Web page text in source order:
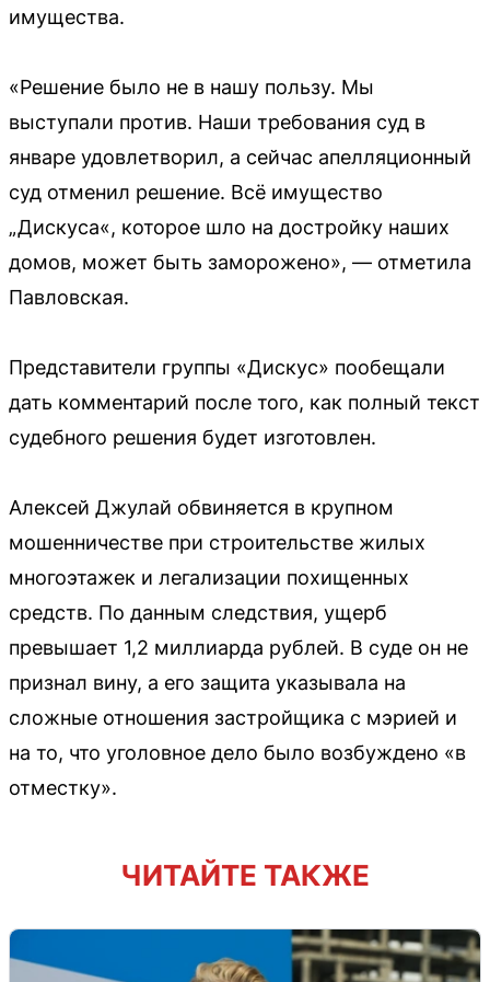
имущества.
«Решение было не в нашу пользу. Мы
выступали против. Наши требования суд в
январе удовлетворил, а сейчас апелляционный
суд отменил решение. Всё имущество
„Дискуса«, которое шло на достройку наших
домов, может быть заморожено», — отметила
Павловская.
Представители группы «Дискус» пообещали
дать комментарий после того, как полный текст
судебного решения будет изготовлен.
Алексей Джулай обвиняется в крупном
мошенничестве при строительстве жилых
многоэтажек и легализации похищенных
средств. По данным следствия, ущерб
превышает 1,2 миллиарда рублей. В суде он не
признал вину, а его защита указывала на
сложные отношения застройщика с мэрией и
на то, что уголовное дело было возбуждено «в
отместку».
ЧИТАЙТЕ ТАКЖЕ